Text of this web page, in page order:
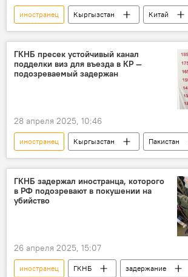
иностранец Кыргызстан
Китай
Говядина
Интерпол
розыск
задержание
контрабанда
ГКНБ пресек устойчивый канал
подделки виз для въезда в КР —
подозреваемый задержан
28 апреля 2025, 10:46
иностранец Кыргызстан
Пакистан
виза
подделка
ГКНБ
задержание
ГКНБ задержал иностранца, которого
в РФ подозревают в покушении на
убийство
26 апреля 2025, 15:07
иностранец ГКНБ
задержание